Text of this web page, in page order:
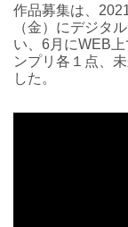
作品募集は、
（金）にデジタ
い、6月にWEB
ンプリ各１点、
した。